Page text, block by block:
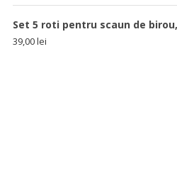
Set 5 roti pentru scaun de
39,00lei